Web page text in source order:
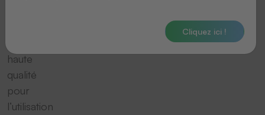
haute
qualité
pour
l‘utilisation
Cliquez ici !